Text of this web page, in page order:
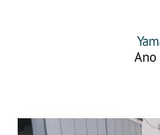
Ano